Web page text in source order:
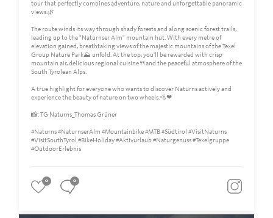
tour that perfectly combines adventure, nature and unforgettable panoramic
views.🌿
The route winds its way through shady forests and along scenic forest trails,
leading up to the "Naturnser Alm" mountain hut. With every metre of
elevation gained, breathtaking views of the majestic mountains of the Texel
Group Nature Park⛰️ unfold. At the top, you'll be rewarded with crisp
mountain air, delicious regional cuisine🍴and the peaceful atmosphere of the
South Tyrolean Alps.
A true highlight for everyone who wants to discover Naturns actively and
experience the beauty of nature on two wheels.🚵❤
📸: TG Naturns_Thomas Grüner
#Naturns #NaturnserAlm #Mountainbike #MTB #Südtirol #VisitNaturns
#VisitSouthTyrol #BikeHoliday #Aktivurlaub #Naturgenuss #Texelgruppe
#OutdoorErlebnis
0 0